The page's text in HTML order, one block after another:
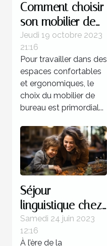
Comment choisir
son mobilier de
bureau ?
Jeudi 19 octobre 2023
21:16
Pour travailler dans des
espaces confortables
et ergonomiques, le
choix du mobilier de
bureau est primordial...
Séjour
linguistique chez
un professeur : 4
bonnes raisons
Samedi 24 juin 2023
12:16
À l’ère de la